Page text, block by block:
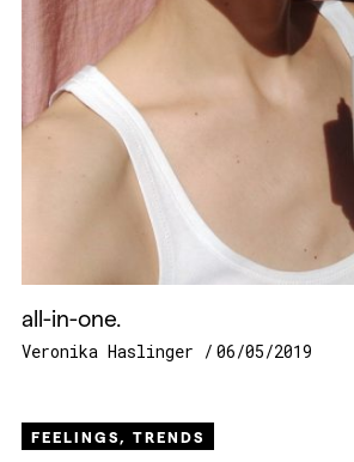
all-in-one.
Veronika Haslinger 06/05/2019
FEELINGS TRENDS